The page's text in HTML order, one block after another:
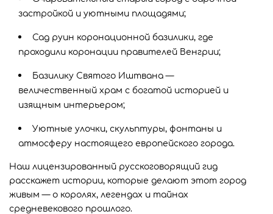
застройкой и уютными площадями;
Сад руин коронационной базилики, где
проходили коронации правителей Венгрии;
Базилику Святого Иштвана —
величественный храм с богатой историей и
изящным интерьером;
Уютные улочки, скульптуры, фонтаны и
атмосферу настоящего европейского города.
Наш лицензированный русскоговорящий гид
расскажет истории, которые делают этот город
живым — о королях, легендах и тайнах
средневекового прошлого.